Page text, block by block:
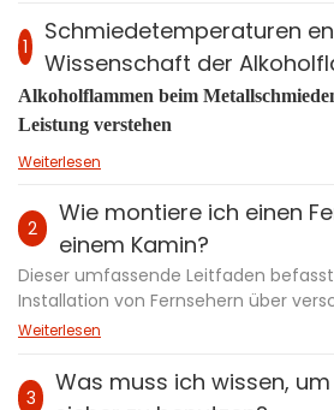
1
Schmiedetemperaturen
Wissenschaft der
fortschrittlichen
Alkoholflammen beim
Leistung verstehen
Weiterlesen
2
Wie montiere ich einen
einem Kamin?
Dieser umfassende Leitfaden
Installation von Fernsehern über
Kamintypen, einschließlich
wichtige Sicherheitsaspekte, die
Montagehardware und Schritt-für-
Weiterlesen
3
Was muss ich wissen,